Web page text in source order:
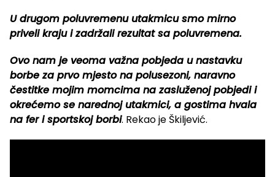
U drugom poluvremenu utakmicu smo mirno
priveli kraju i zadržali rezultat sa poluvremena.
Ovo nam je veoma važna pobjeda u nastavku
borbe za prvo mjesto na polusezoni, naravno
čestitke mojim momcima na zasluženoj pobjedi i
okrećemo se narednoj utakmici, a gostima hvala
na fer i sportskoj borbi. Rekao je Škiljević.